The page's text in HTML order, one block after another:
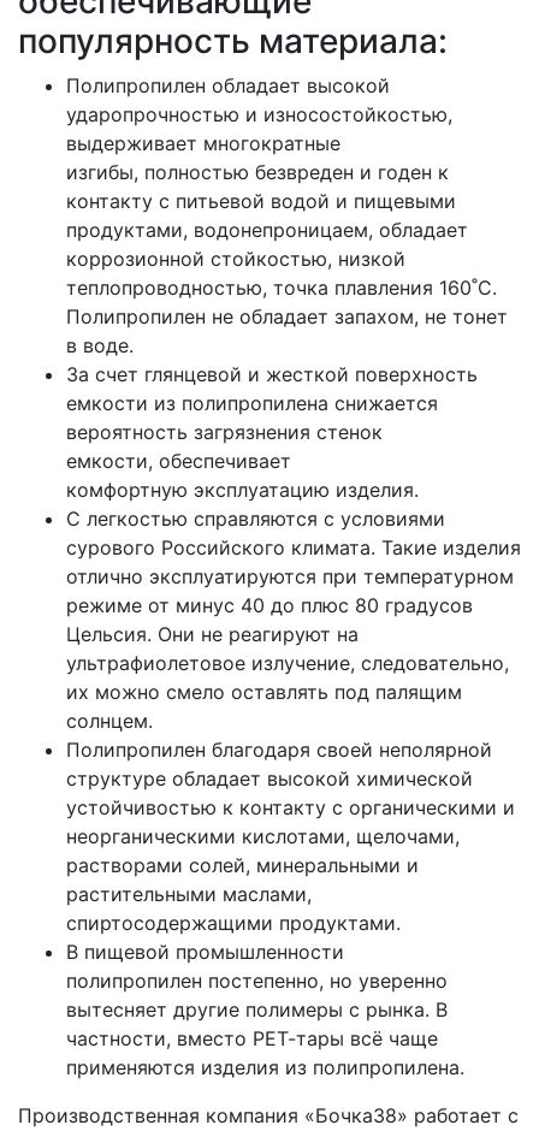
популярность материала:
Полипропилен обладает высокой
ударопрочностью и износостойкостью,
выдерживает многократные
изгибы, полностью безвреден и годен к
контакту с питьевой водой и пищевыми
продуктами, водонепроницаем, обладает
коррозионной стойкостью, низкой
теплопроводностью, точка плавления 160˚С.
Полипропилен не обладает запахом, не тонет
в воде.
За счет глянцевой и жесткой поверхность
емкости из полипропилена снижается
вероятность загрязнения стенок
емкости, обеспечивает
комфортную эксплуатацию изделия.
С легкостью справляются с условиями
сурового Российского климата. Такие изделия
отлично эксплуатируются при температурном
режиме от минус 40 до плюс 80 градусов
Цельсия. Они не реагируют на
ультрафиолетовое излучение, следовательно,
их можно смело оставлять под палящим
солнцем.
Полипропилен благодаря своей неполярной
структуре обладает высокой химической
устойчивостью к контакту с органическими и
неорганическими кислотами, щелочами,
растворами солей, минеральными и
растительными маслами,
спиртосодержащими продуктами.
В пищевой промышленности
полипропилен постепенно, но уверенно
вытесняет другие полимеры с рынка. В
частности, вместо РЕТ-тары всё чаще
применяются изделия из полипропилена.
Производственная компания «Бочка38» работает с